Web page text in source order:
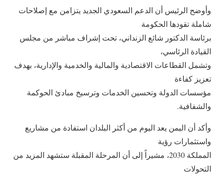
وأوضح الرئيس أن الدعم السعودي الجديد يتزامن مع إصلاحات
شاملة تقودها الحكومة
برئاسة الدكتور شائع الزنداني، تحت إشراف مباشر من مجلس
القيادة الرئاسي،
وتشمل القطاعات الاقتصادية والمالية والخدمية والإدارية، بهدف
تعزيز كفاءة
مؤسسات الدولة وتحسين الخدمات وترسيخ مبادئ الحوكمة
والشفافية.
وأكد أن اليمن يعد اليوم من أكثر البلدان استفادة من مشاريع
واستثمارات رؤية
المملكة 2030، مشيراً إلى أن المرحلة المقبلة ستشهد المزيد من
التحولات